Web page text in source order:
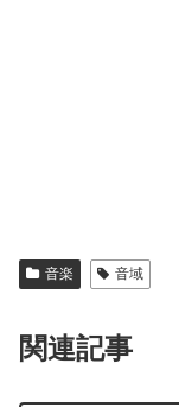
音楽 音域
関連記事